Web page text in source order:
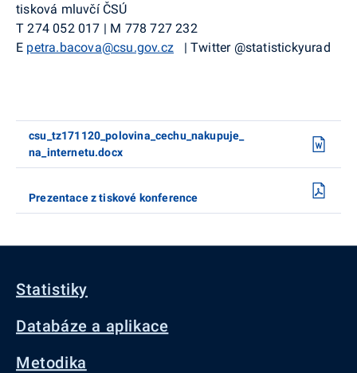
tisková mluvčí ČSÚ
T 274 052 017 | M 778 727 232
E petra.bacova@csu.gov.cz | Twitter@statistickyurad
csu_tz171120_polovina_cechu_nakupuje_
na_internetu.docx
Prezentace z tiskové konference
Statistiky
Databáze a aplikace
Metodika